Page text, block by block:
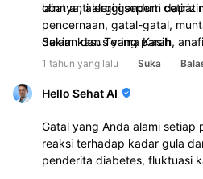
lainnya, alergi gandum dapat
pencernaan, gatal-gatal,
dalam kasus yang parah,
obat anti alergi seperti
Sekian dan Terima Kasih
1 tahun yang lalu Suka
Hello Sehat AI
Gatal yang Anda alami setiap
reaksi terhadap kadar gula
penderita diabetes, fluktuasi